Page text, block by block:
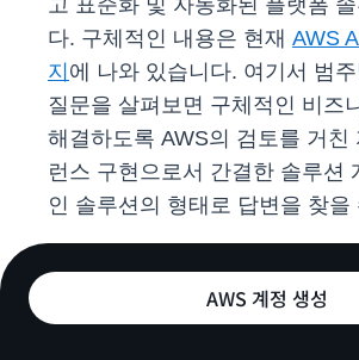
고 표준화 및 자동화된 플랫폼
다. 구체적인 내용은 현재 AWS
지 에 나와 있습니다. 여기서 범
질문을 살펴보면 구체적인 비즈
해결하도록 AWS의 검토를 거친
런스 구현으로서 간결한 솔루션
인 솔루션의 형태로 답변을 찾을
AWS 계정 생성